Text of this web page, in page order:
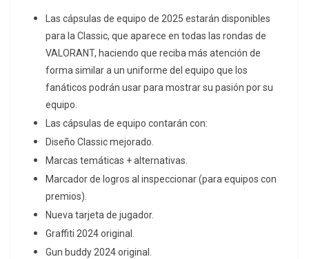
Las cápsulas de equipo de 2025 estarán disponibles
para la Classic, que aparece en todas las rondas de
VALORANT, haciendo que reciba más atención de
forma similar a un uniforme del equipo que los
fanáticos podrán usar para mostrar su pasión por su
equipo.
Las cápsulas de equipo contarán con:
Diseño Classic mejorado.
Marcas temáticas + alternativas.
Marcador de logros al inspeccionar (para equipos con
premios).
Nueva tarjeta de jugador.
Graffiti 2024 original.
Gun buddy 2024 original.